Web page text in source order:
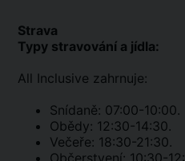
Strava
Typy stravování a jídla:
All Inclusive zahrnuje:
Snídaně: 07:00-10:00.
Obědy: 12:30-14:30.
Večeře: 18:30-21:30.
Občerstvení: 10:30-